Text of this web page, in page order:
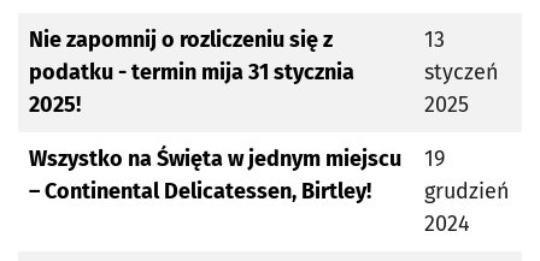
Nie zapomnij o rozliczeniu się z
podatku - termin mija 31 stycznia
2025!
13
styczeń
2025
Wszystko na Święta w jednym miejscu
– Continental Delicatessen, Birtley!
19
grudzień
2024